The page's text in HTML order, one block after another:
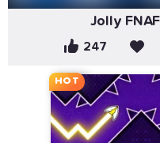
Jolly FNAF
247
HOT